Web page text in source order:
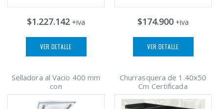
$1.227.142 +iva
VER DETALLE
$174.900 +iva
VER DETALLE
Selladora al Vacio 400 mm
con
Churrasquera de 1.40x50
Cm Certificada